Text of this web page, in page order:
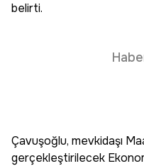
belirti.
Çavuşoğlu, mevkidaşı
gerçekleştirilecek